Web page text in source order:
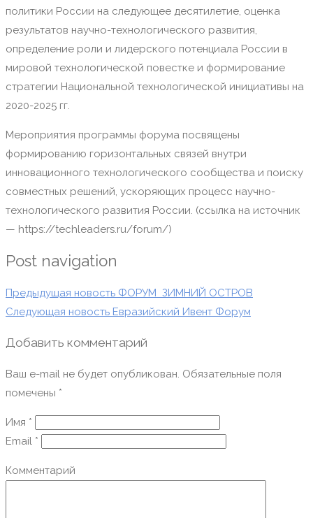
политики России на следующее десятилетие, оценка
результатов научно-технологического развития,
определение роли и лидерского потенциала России в
мировой технологической повестке и формирование
стратегии Национальной технологической инициативы на
2020-2025 гг.
Мероприятия программы форума посвящены
формированию горизонтальных связей внутри
инновационного технологического сообщества и поиску
совместных решений, ускоряющих процесс научно-
технологического развития России. (ссылка на источник
— https://techleaders.ru/forum/)
Post navigation
Предыдущая новость ФОРУМ ЗИМНИЙ ОСТРОВ
Следующая новость Евразийский Ивент Форум
Добавить комментарий
Ваш e-mail не будет опубликован. Обязательные поля
помечены *
Имя *
Email *
Комментарий